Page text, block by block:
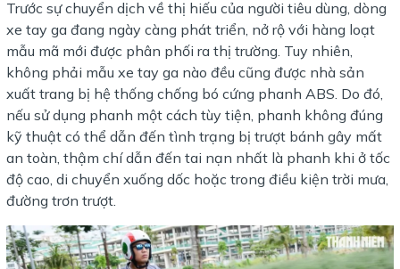
Trước sự chuyển dịch về thị hiếu của người tiêu dùng, dòng
xe tay ga đang ngày càng phát triển, nở rộ với hàng loạt
mẫu mã mới được phân phối ra thị trường. Tuy nhiên,
không phải mẫu xe tay ga nào đều cũng được nhà sản
xuất trang bị hệ thống chống bó cứng phanh ABS. Do đó,
nếu sử dụng phanh một cách tùy tiện, phanh không đúng
kỹ thuật có thể dẫn đến tình trạng bị trượt bánh gây mất
an toàn, thậm chí dẫn đến tai nạn nhất là phanh khi ở tốc
độ cao, di chuyển xuống dốc hoặc trong điều kiện trời mưa,
đường trơn trượt.